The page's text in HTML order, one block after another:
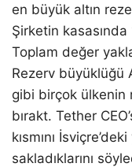
en büyük altın
Şirketin
Toplam değer
Rezerv büyüklüğü
gibi birçok ülkenin
bırakt. Tether
kısmını
sakladıklarını